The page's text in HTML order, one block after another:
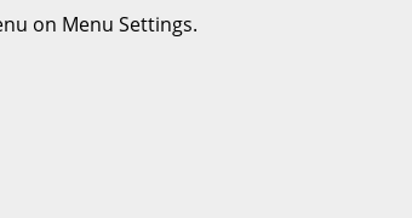
on Menu Settings.